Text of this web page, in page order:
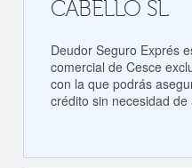
CABELLO SL
Deudor Seguro Exprés
comercial de Cesce
con la que podrás
crédito sin necesidad